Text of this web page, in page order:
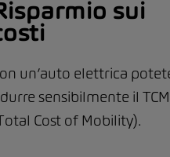
sui
un’auto elettrica
sensibilmente il TCM
Cost of Mobility).